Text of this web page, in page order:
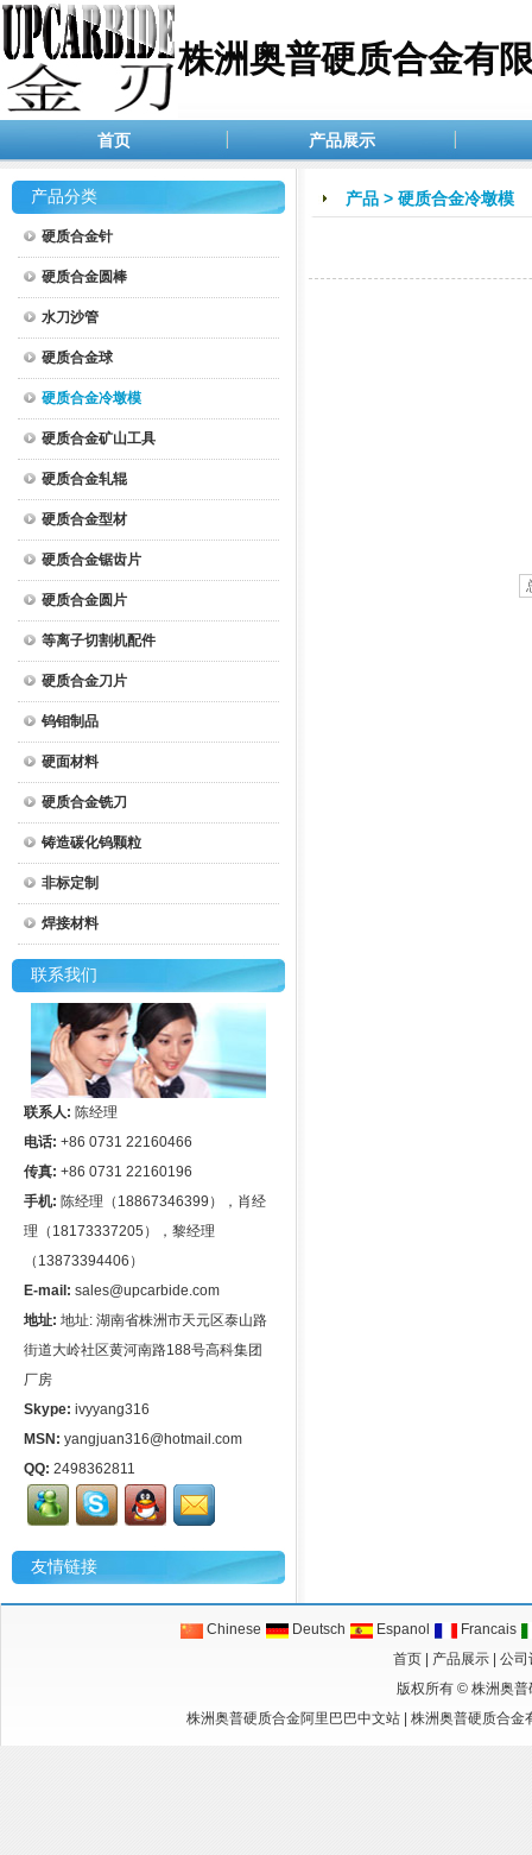
株洲奥普硬质合金有
首页 产品展示
产品分类
硬质合金针
硬质合金圆棒
水刀沙管
硬质合金球
硬质合金冷墩模
硬质合金矿山工具
硬质合金轧辊
硬质合金型材
硬质合金锯齿片
硬质合金圆片
等离子切割机配件
硬质合金刀片
钨钼制品
硬面材料
硬质合金铣刀
铸造碳化钨颗粒
非标定制
焊接材料
联系我们
联系人: 陈经理
电话: +86 0731 22160466
传真: +86 0731 22160196
手机: 陈经理（18867346399），肖经
理（18173337205），黎经理
（13873394406）
E-mail: sales@upcarbide.com
地址: 地址: 湖南省株洲市天元区泰山路
街道大岭社区黄河南路188号高科集团
厂房
Skype: ivyyang316
MSN: yangjuan316@hotmail.com
QQ: 2498362811
友情链接
产品 > 硬质合金冷墩模
Chinese Deutsch Espanol
Francais
首页
产品展示
公司
版权所有 © 株洲奥普
株洲奥普硬质合金阿里巴巴中文站| 株洲奥普硬质合金